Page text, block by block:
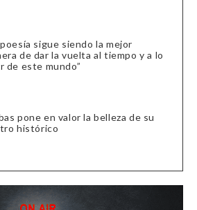
poesía sigue siendo la mejor
de dar la vuelta al tiempo y a lo
de este mundo”
pone en valor la belleza de su
histórico